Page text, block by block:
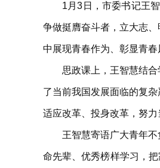
1月3日，市委书记王
争做挺膺奋斗者，立大志
中展现青春作为、彰显青春
思政课上，王智慧结
了当前我国发展面临的复
适应改革、投身改革，努
王智慧寄语广大青年
命先辈、优秀榜样学习，